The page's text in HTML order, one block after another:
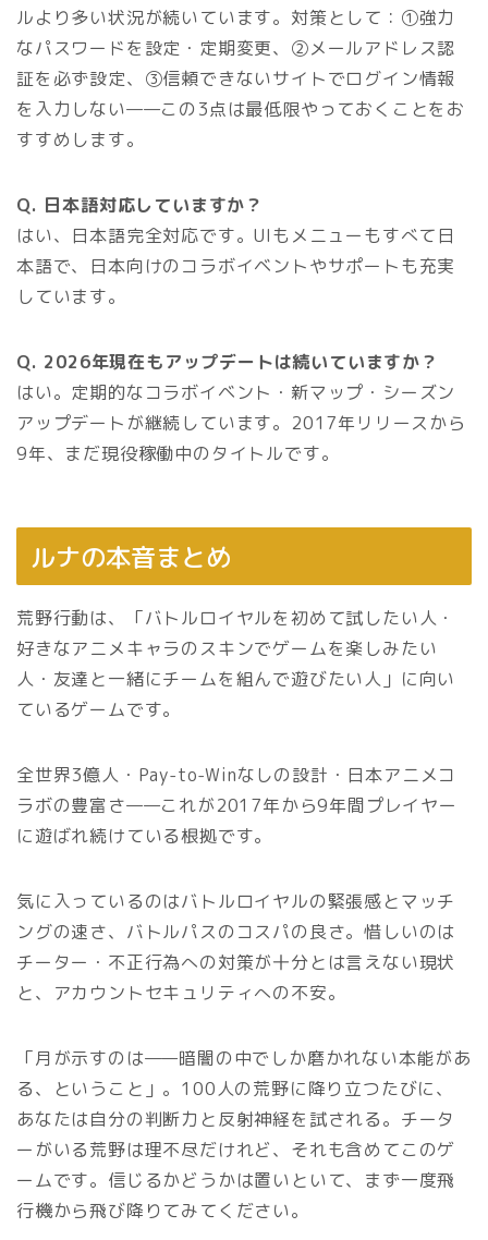
ルより多い状況が続いています。対策として：①強力
なパスワードを設定・定期変更、②メールアドレス認
証を必ず設定、③信頼できないサイトでログイン情報
を入力しない——この3点は最低限やっておくことをお
すすめします。
Q. 日本語対応していますか？
はい、日本語完全対応です。UIもメニューもすべて日
本語で、日本向けのコラボイベントやサポートも充実
しています。
Q. 2026年現在もアップデートは続いていますか？
はい。定期的なコラボイベント・新マップ・シーズン
アップデートが継続しています。2017年リリースから
9年、まだ現役稼働中のタイトルです。
ルナの本音まとめ
荒野行動は、「バトルロイヤルを初めて試したい人・
好きなアニメキャラのスキンでゲームを楽しみたい
人・友達と一緒にチームを組んで遊びたい人」に向い
ているゲームです。
全世界3億人・Pay-to-Winなしの設計・日本アニメコ
ラボの豊富さ——これが2017年から9年間プレイヤー
に遊ばれ続けている根拠です。
気に入っているのはバトルロイヤルの緊張感とマッチ
ングの速さ、バトルパスのコスパの良さ。惜しいのは
チーター・不正行為への対策が十分とは言えない現状
と、アカウントセキュリティへの不安。
「月が示すのは——暗闇の中でしか磨かれない本能があ
る、ということ」。100人の荒野に降り立つたびに、
あなたは自分の判断力と反射神経を試される。チータ
ーがいる荒野は理不尽だけれど、それも含めてこのゲ
ームです。信じるかどうかは置いといて、まず一度飛
行機から飛び降りてみてください。